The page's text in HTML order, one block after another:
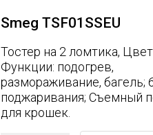
Smeg TSF01SSEU
Тостер на 2 ломтика,
Функции: подогрев,
размораживание, багель;
поджаривания; Съемный
для крошек.